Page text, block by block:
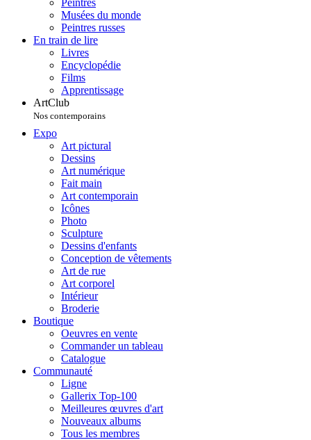
Peintres
Musées du monde
Peintres russes
En train de lire
Livres
Encyclopédie
Films
Apprentissage
ArtClub
Nos contemporains
Expo
Art pictural
Dessins
Art numérique
Fait main
Art contemporain
Icônes
Photo
Sculpture
Dessins d'enfants
Conception de vêtements
Art de rue
Art corporel
Intérieur
Broderie
Boutique
Oeuvres en vente
Commander un tableau
Catalogue
Communauté
Ligne
Gallerix Top-100
Meilleures œuvres d'art
Nouveaux albums
Tous les membres